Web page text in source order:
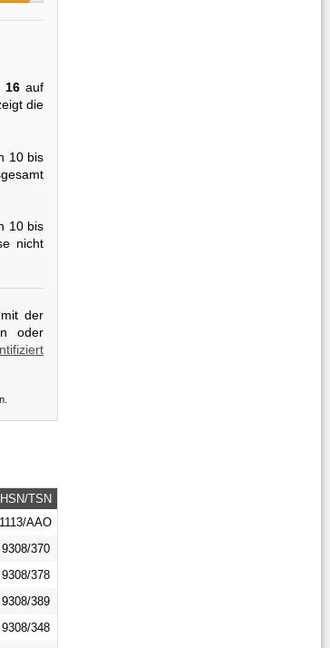
16auf
die
10 bis
10 bis
nicht
der
oder
HSN/TSN
1113/AAO
9308/370
9308/378
9308/389
9308/348